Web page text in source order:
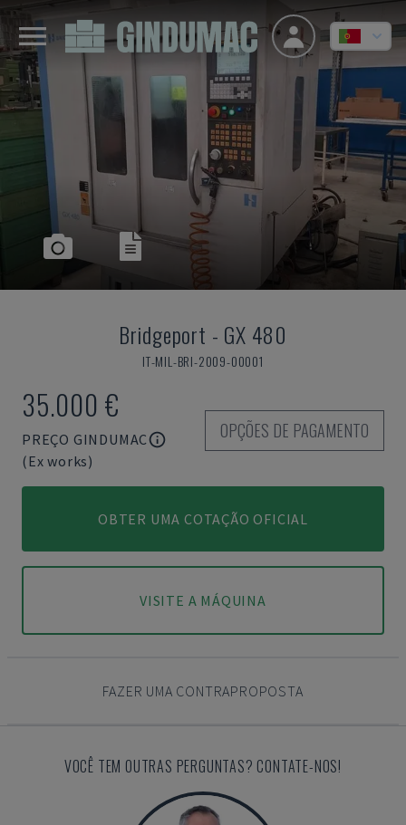
Bridgeport - GX 480
IT-MIL-BRI-2009-00001
35.000 €
PREÇO GINDUMAC
(Ex works)
OPÇÕES DE PAGAMENTO
OBTER UMA COTAÇÃO OFICIAL
VISITE A MÁQUINA
FAZER UMA CONTRAPROPOSTA
VOCÊ TEM OUTRAS PERGUNTAS? CONTATE-NOS!